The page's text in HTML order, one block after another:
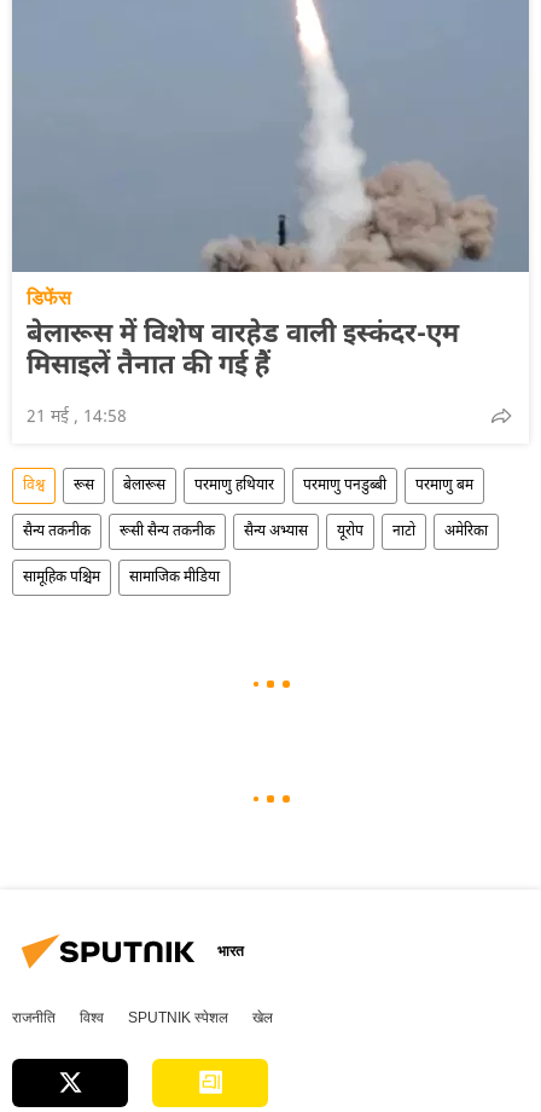
डिफेंस
बेलारूस में विशेष वारहेड वाली इस्कंदर-एम
मिसाइलें तैनात की गई हैं
21 मई , 14:58
विश्व रूस बेलारूस परमाणु हथियार परमाणु पनडुब्बी परमाणु बम
सैन्य तकनीक रूसी सैन्य तकनीक सैन्य अभ्यास यूरोप नाटो अमेरिका
सामूहिक पश्चिम सामाजिक मीडिया
भारत
राजनीति विश्व SPUTNIK स्पेशल खेल